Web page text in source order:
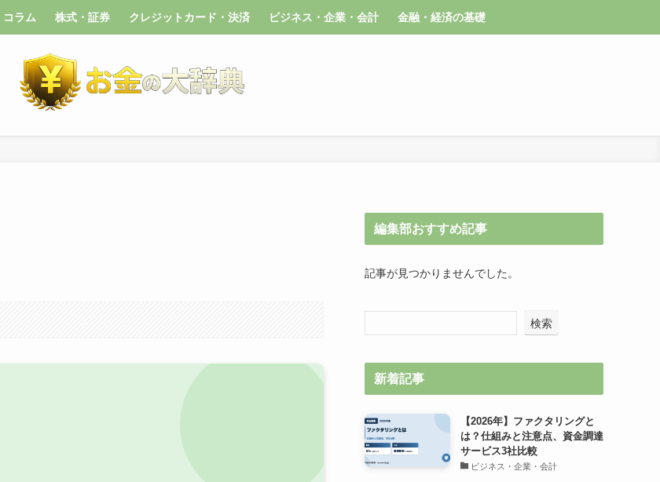
コラム 株式・証券 クレジットカード・決済 ビジネス・企業・会計 金融・経済の基礎
編集部おすすめ記事
記事が見つかりませんでした。
検索
新着記事
【2026年】ファクタリングと
は？仕組みと注意点、資金調達
サービス3社比較
ビジネス・企業・会計